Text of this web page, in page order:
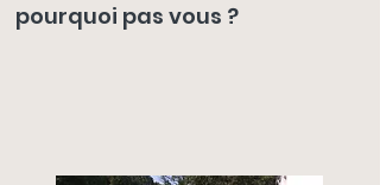
pourquoi pas vous ?